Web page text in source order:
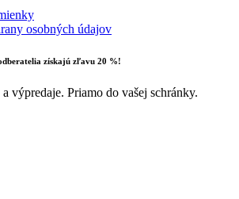
osobných údajov
získajú zľavu 20 %!
výpredaje. Priamo do vašej schránky.